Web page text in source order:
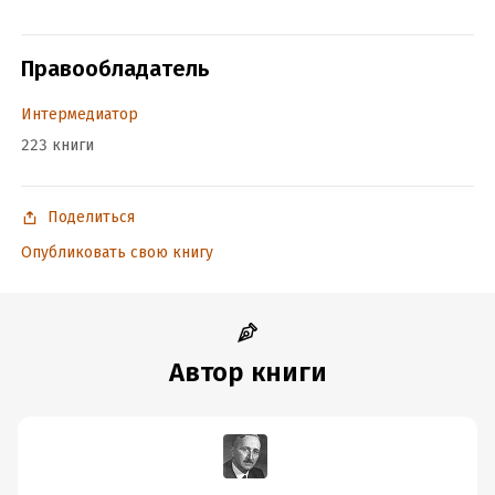
Дата поступления:11 мая 2024
Переводчик:
О. Дмитриева
Время на чтение:
Правообладатель
Интермедиатор
223 книги
Поделиться
Опубликовать свою книгу
Автор книги